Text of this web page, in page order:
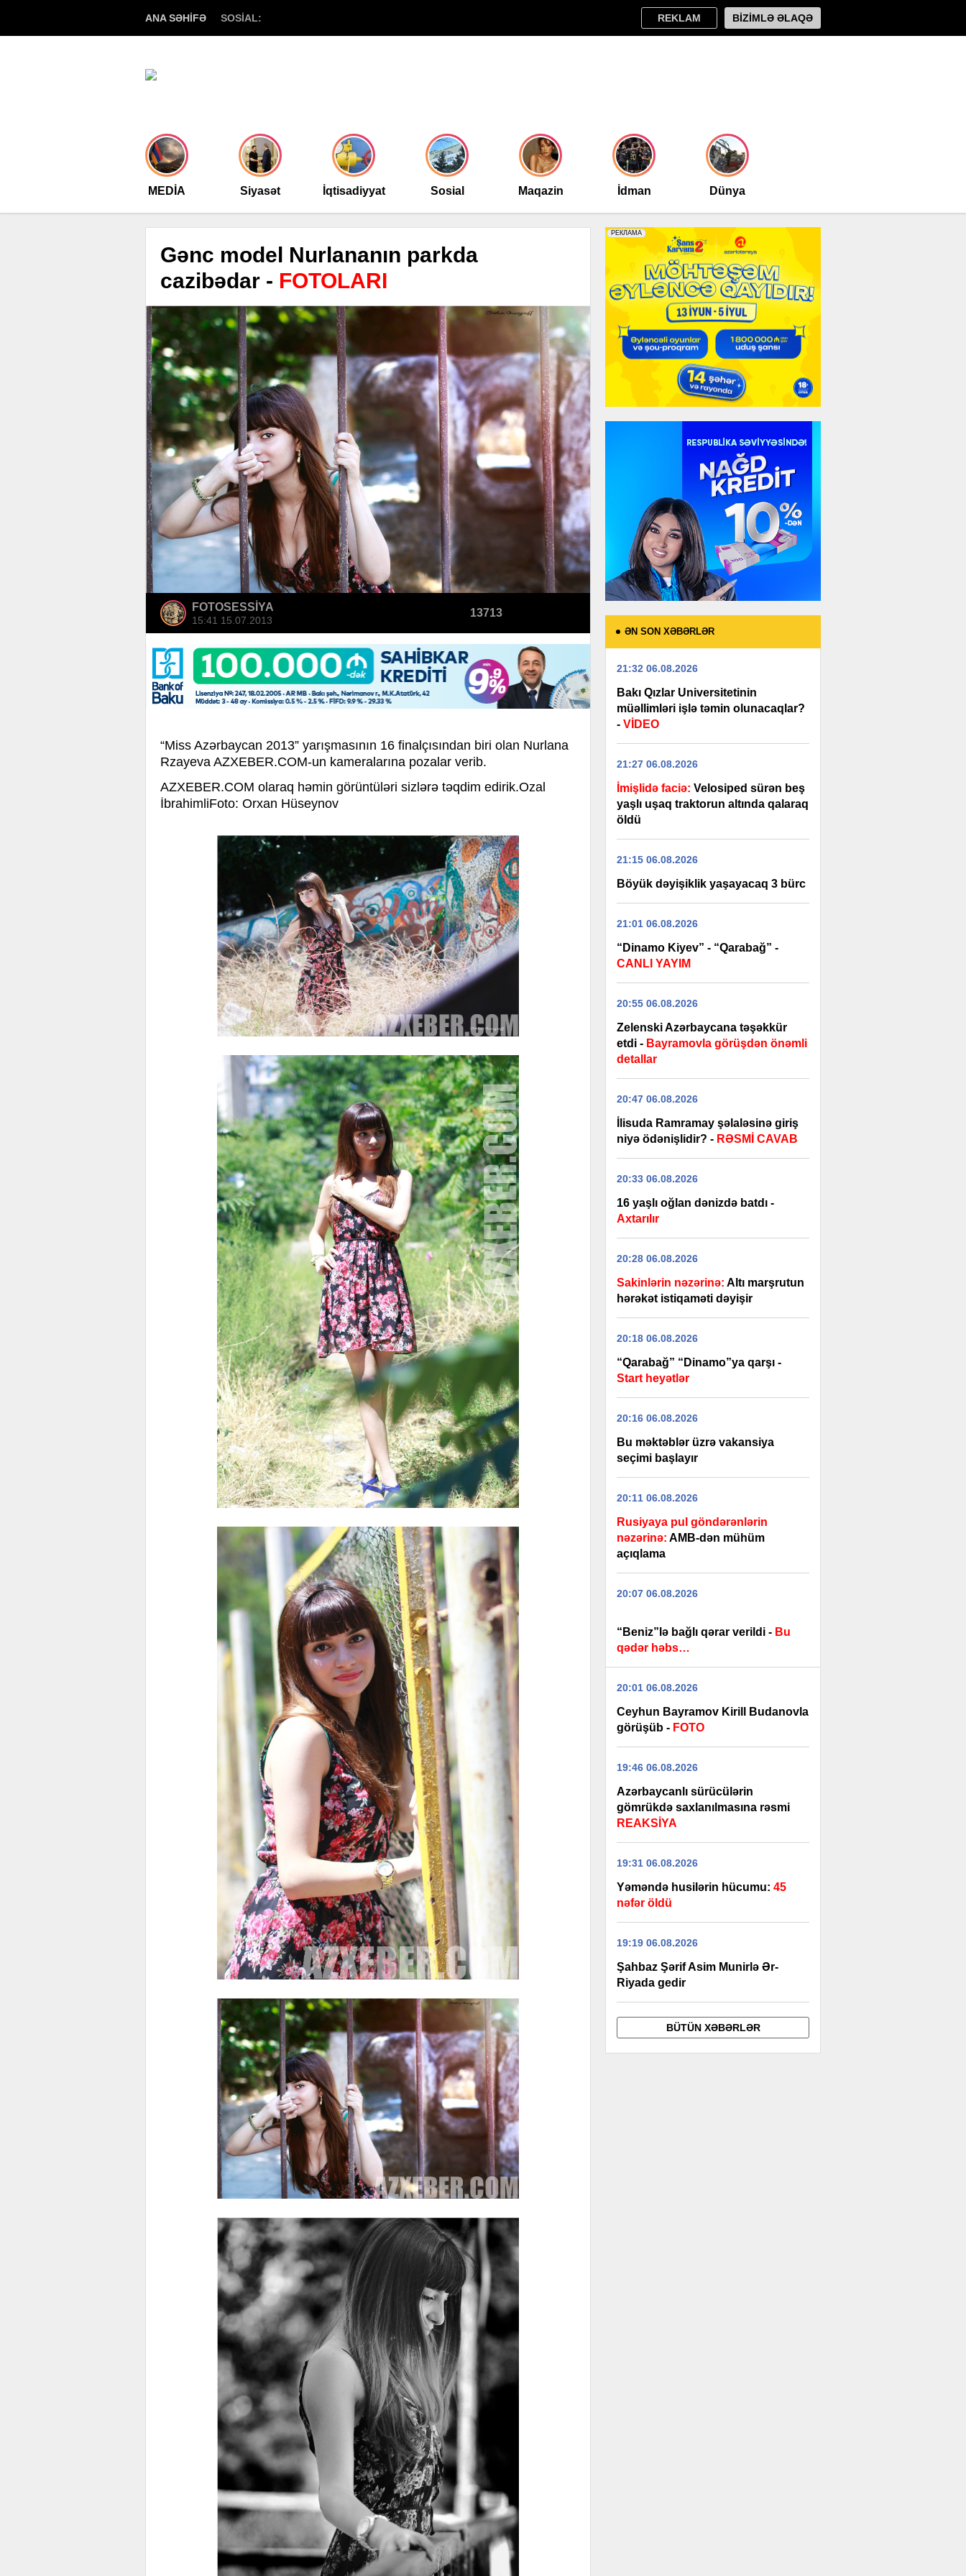
ANA SƏHİFƏ SOSİAL: REKLAM BİZİMLƏ ƏLAQƏ
MEDİA Siyasət İqtisadiyyat Sosial Maqazin İdman Dünya
Gənc model Nurlananın parkda
cazibədar - FOTOLARI
FOTOSESSİYA
15:41 15.07.2013
13713
“Miss Azərbaycan 2013” yarışmasının 16 finalçısından biri olan Nurlana
Rzayeva AZXEBER.COM-un kameralarına pozalar verib.
AZXEBER.COM olaraq həmin görüntüləri sizlərə təqdim edirik.Ozal
İbrahimliFoto: Orxan Hüseynov
ƏN SON XƏBƏRLƏR
21:32 06.08.2026
Bakı Qızlar Universitetinin
müəllimləri işlə təmin olunacaqlar?
- VİDEO
21:27 06.08.2026
İmişlidə faciə: Velosiped sürən beş
yaşlı uşaq traktorun altında qalaraq
öldü
21:15 06.08.2026
Böyük dəyişiklik yaşayacaq 3 bürc
21:01 06.08.2026
“Dinamo Kiyev” - “Qarabağ” -
CANLI YAYIM
20:55 06.08.2026
Zelenski Azərbaycana təşəkkür
etdi - Bayramovla görüşdən önəmli
detallar
20:47 06.08.2026
İlisuda Ramramay şəlaləsinə giriş
niyə ödənişlidir? - RƏSMİ CAVAB
20:33 06.08.2026
16 yaşlı oğlan dənizdə batdı -
Axtarılır
20:28 06.08.2026
Sakinlərin nəzərinə: Altı marşrutun
hərəkət istiqaməti dəyişir
20:18 06.08.2026
“Qarabağ” “Dinamo”ya qarşı -
Start heyətlər
20:16 06.08.2026
Bu məktəblər üzrə vakansiya
seçimi başlayır
20:11 06.08.2026
Rusiyaya pul göndərənlərin
nəzərinə: AMB-dən mühüm
açıqlama
20:07 06.08.2026
“Beniz”lə bağlı qərar verildi - Bu
qədər həbs…
20:01 06.08.2026
Ceyhun Bayramov Kirill Budanovla
görüşüb - FOTO
19:46 06.08.2026
Azərbaycanlı sürücülərin
gömrükdə saxlanılmasına rəsmi
REAKSİYA
19:31 06.08.2026
Yəməndə husilərin hücumu: 45
nəfər öldü
19:19 06.08.2026
Şahbaz Şərif Asim Munirlə Ər-
Riyada gedir
BÜTÜN XƏBƏRLƏR